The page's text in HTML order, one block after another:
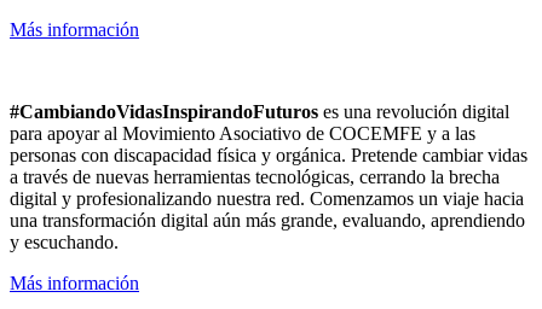
Más información
#CambiandoVidasInspirandoFuturos es una revolución digital
para apoyar al Movimiento Asociativo de COCEMFE y a las
personas con discapacidad física y orgánica. Pretende cambiar vidas
a través de nuevas herramientas tecnológicas, cerrando la brecha
digital y profesionalizando nuestra red. Comenzamos un viaje hacia
una transformación digital aún más grande, evaluando, aprendiendo
y escuchando.
Más información